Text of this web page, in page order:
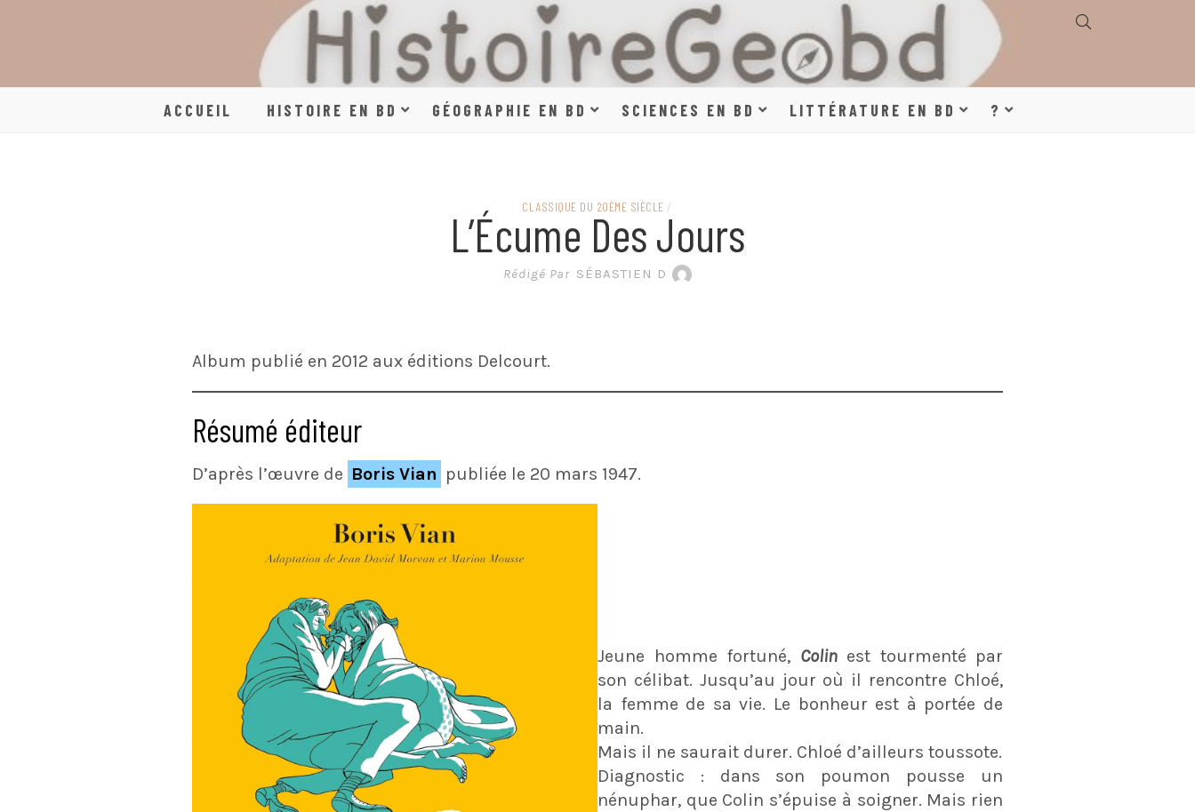
HISTOIRE, GÉOGRAPHIE,
SCIENCES, LITTÉRATURE
EN BANDE DESSINÉE
ACCUEIL HISTOIRE EN BD GÉOGRAPHIE EN BD SCIENCES EN BD LITTÉRATURE EN BD ?
CLASSIQUE DU 20ÈME SIÈCLE /
L’Écume Des Jours
Rédigé Par SÉBASTIEN D
Album publié en 2012 aux éditions Delcourt.
Résumé éditeur
D’après l’œuvre de Boris Vian publiée le 20 mars 1947.
Jeune homme fortuné, Colinest tourmenté par
son célibat. Jusqu’au jour où il rencontre Chloé,
la femme de sa vie. Le bonheur est à portée de
main.
Mais il ne saurait durer. Chloé d’ailleurs toussote.
Diagnostic : dans son poumon pousse un
nénuphar, que Colin s’épuise à soigner. Mais rien